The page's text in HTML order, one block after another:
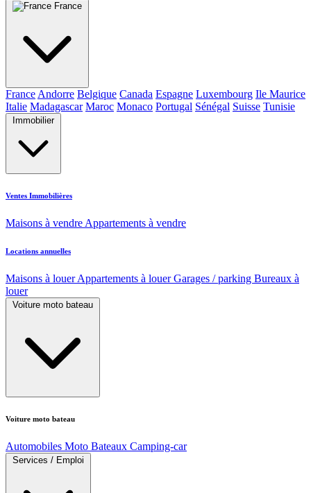
France
France Andorre Belgique Canada Espagne Luxembourg Ile Maurice
Italie Madagascar Maroc Monaco Portugal Sénégal Suisse Tunisie
Immobilier
Ventes Immobilières
Maisons à vendre Appartements à vendre
Locations annuelles
Maisons à louerAppartements à louerGarages / parking Bureaux à
louer
Voiture moto bateau
Voiture moto bateau
Automobiles Moto Bateaux Camping-car
Services / Emploi